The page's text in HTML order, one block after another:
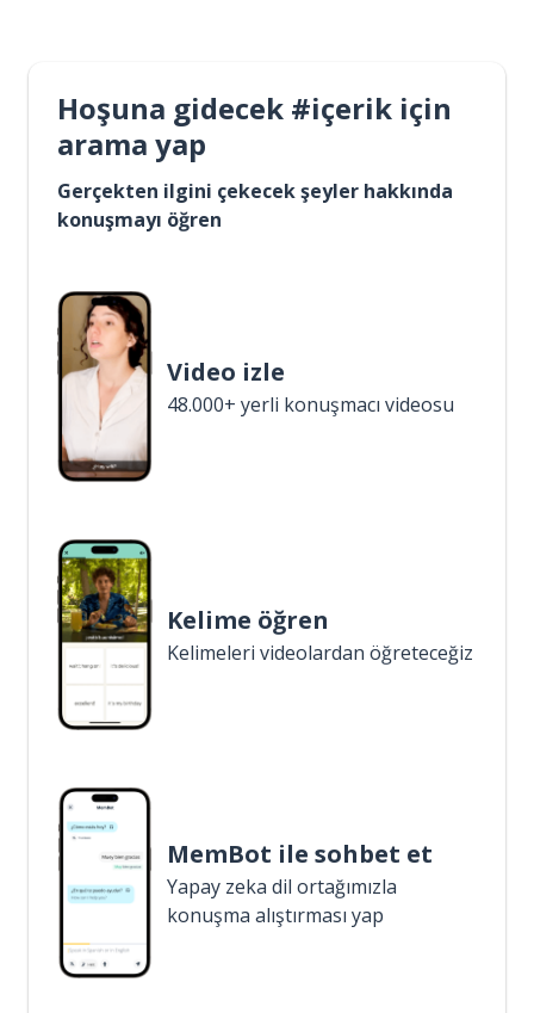
Hoşuna gidecek #içerik için
arama yap
Gerçekten ilgini çekecek şeyler hakkında
konuşmayı öğren
Video izle
48.000+ yerli konuşmacı videosu
Kelime öğren
Kelimeleri videolardan öğreteceğiz
MemBot ile sohbet et
Yapay zeka dil ortağımızla
konuşma alıştırması yap